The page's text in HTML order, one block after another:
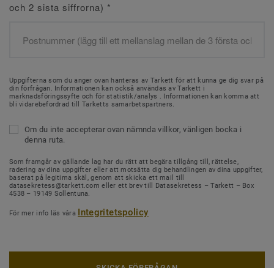
och 2 sista siffrorna) *
Uppgifterna som du anger ovan hanteras av Tarkett för att kunna ge dig svar på
din förfrågan. Informationen kan också användas av Tarkett i
marknadsföringssyfte och för statistik/analys . Informationen kan komma att
bli vidarebefordrad till Tarketts samarbetspartners.
Om du inte accepterar ovan nämnda villkor, vänligen bocka i
denna ruta.
Som framgår av gällande lag har du rätt att begära tillgång till, rättelse,
radering av dina uppgifter eller att motsätta dig behandlingen av dina uppgifter,
baserat på legitima skäl, genom att skicka ett mail till
datasekretess@tarkett.com eller ett brev till Datasekretess – Tarkett – Box
4538 – 19149 Sollentuna.
För mer info läs våra Integritetspolicy